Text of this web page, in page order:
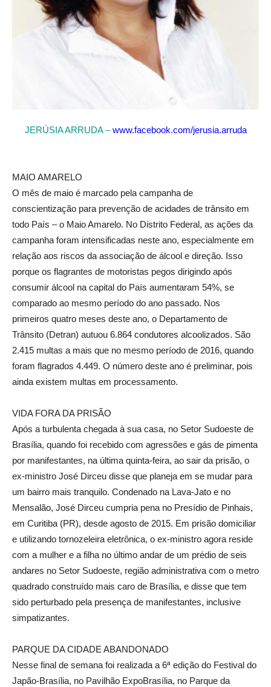
JERÚSIA ARRUDA –www.facebook.com/jerusia.arruda
MAIO AMARELO
O mês de maio é marcado pela campanha de
conscientização para prevenção de acidades de trânsito em
todo País – o Maio Amarelo. No Distrito Federal, as ações da
campanha foram intensificadas neste ano, especialmente em
relação aos riscos da associação de álcool e direção. Isso
porque os flagrantes de motoristas pegos dirigindo após
consumir álcool na capital do País aumentaram 54%, se
comparado ao mesmo período do ano passado. Nos
primeiros quatro meses deste ano, o Departamento de
Trânsito (Detran) autuou 6.864 condutores alcoolizados. São
2.415 multas a mais que no mesmo período de 2016, quando
foram flagrados 4.449. O número deste ano é preliminar, pois
ainda existem multas em processamento.
VIDA FORA DA PRISÃO
Após a turbulenta chegada à sua casa, no Setor Sudoeste de
Brasília, quando foi recebido com agressões e gás de pimenta
por manifestantes, na última quinta-feira, ao sair da prisão, o
ex-ministro José Dirceu disse que planeja em se mudar para
um bairro mais tranquilo. Condenado na Lava-Jato e no
Mensalão, José Dirceu cumpria pena no Presídio de Pinhais,
em Curitiba (PR), desde agosto de 2015. Em prisão domiciliar
e utilizando tornozeleira eletrônica, o ex-ministro agora reside
com a mulher e a filha no último andar de um prédio de seis
andares no Setor Sudoeste, região administrativa com o metro
quadrado construído mais caro de Brasília, e disse que tem
sido perturbado pela presença de manifestantes, inclusive
simpatizantes.
PARQUE DA CIDADE ABANDONADO
Nesse final de semana foi realizada a 6ª edição do Festival do
Japão-Brasília, no Pavilhão ExpoBrasília, no Parque da